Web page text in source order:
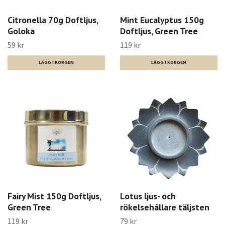
Citronella 70g Doftljus,
Goloka
59 kr
Mint Eucalyptus 150g
Doftljus, Green Tree
119 kr
Fairy Mist 150g Doftljus,
Green Tree
119 kr
Lotus ljus- och
rökelsehållare täljsten
79 kr